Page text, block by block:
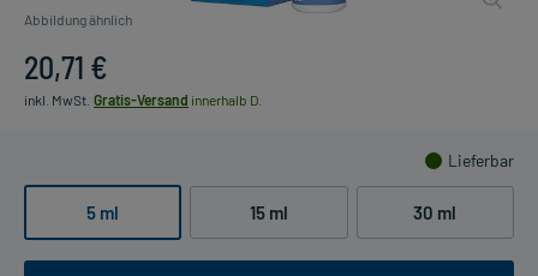
Abbildung ähnlich
20,71 €
inkl. MwSt. Gratis-Versand innerhalb D.
Lieferbar
5 ml 15 ml 30 ml